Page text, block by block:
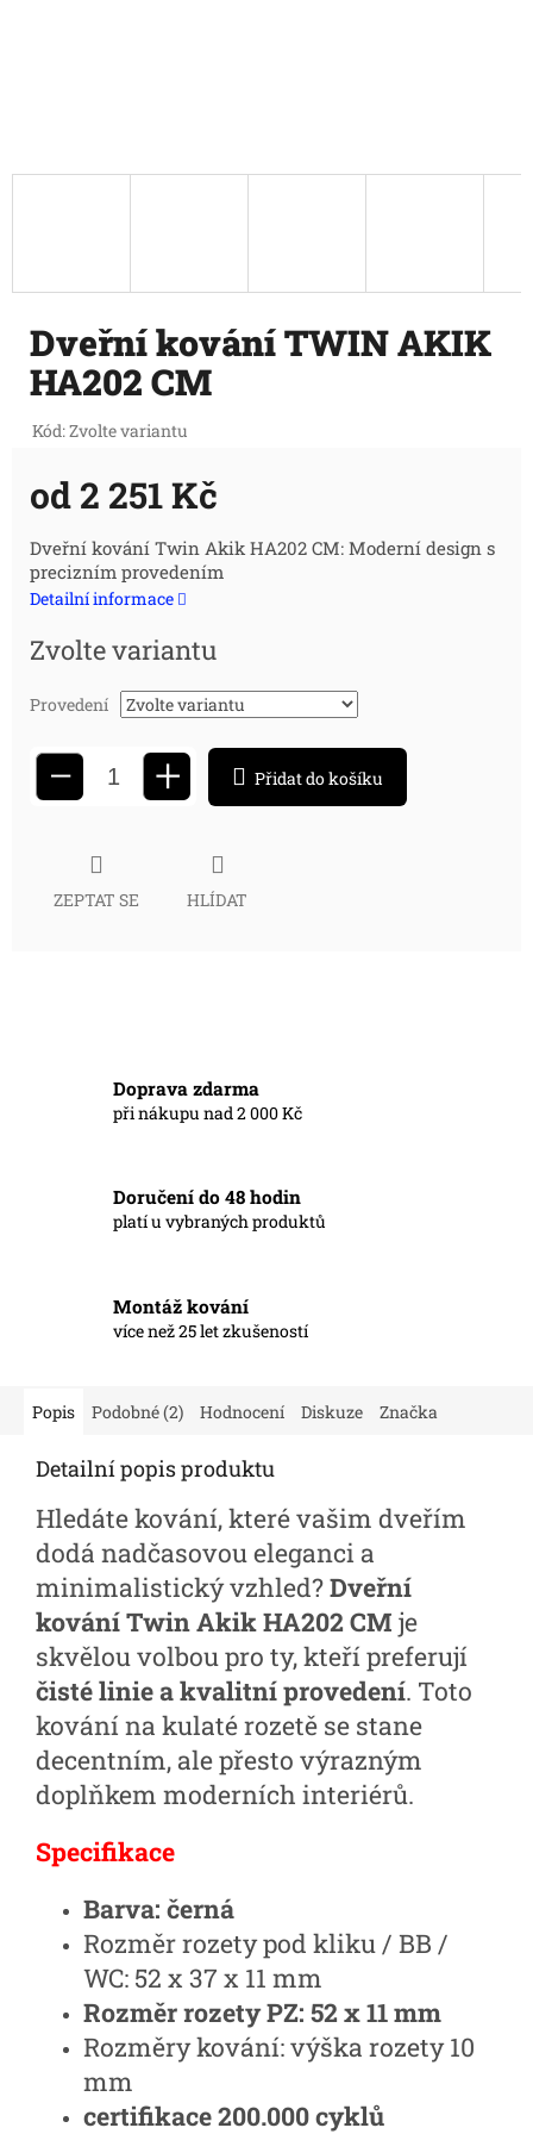
Dveřní kování TWIN AKIK
HA202 CM
Kód:Zvolte variantu
od 2 251 Kč
Měrná
cena:
Dveřní kování Twin Akik HA202 CM: Moderní design s
precizním provedením
Detailní informace
Zvolte variantu
Provedení
− + Přidat do košíku
ZEPTAT SE HLÍDAT
Doprava zdarma
při nákupu nad 2 000 Kč
Doručení do 48 hodin
platí u vybraných produktů
Montáž kování
více než 25 let zkušeností
Popis Podobné (2) Hodnocení Diskuze Značka
Detailní popis produktu
Hledáte kování, které vašim dveřím
dodá nadčasovou eleganci a
minimalistický vzhled?Dveřní
kování Twin Akik HA202 CM je
skvělou volbou pro ty, kteří preferují
čisté linie a kvalitní provedení. Toto
kování na kulaté rozetě se stane
decentním, ale přesto výrazným
doplňkem moderních interiérů.
Specifikace
Barva: černá
Rozměr rozety pod kliku / BB /
WC: 52 x 37 x 11 mm
Rozměr rozety PZ: 52 x 11 mm
Rozměry kování: výška rozety 10
mm
certifikace 200.000 cyklů